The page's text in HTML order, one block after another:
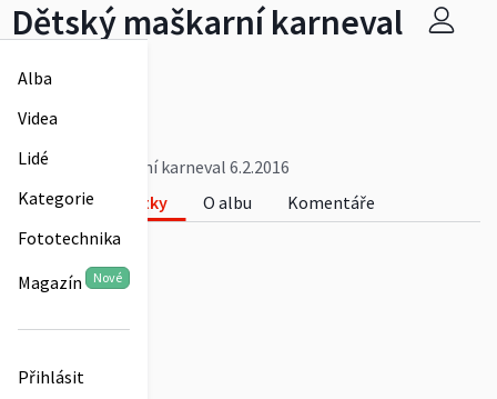
Alba
Videa
Lidé
Kategorie
Fototechnika
Magazín Nové
Přihlásit
Dětský maškarní karneval
6.2.2016
OÚ Stavěšice
Dětský maškarní karneval 6.2.2016
Fotky
O albu
Komentáře
0